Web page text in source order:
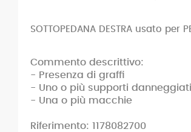
SOTTOPEDANA DESTRA usato per
Commento descrittivo:
- Presenza di graffi
- Uno o più supporti danneggiati
- Una o più macchie
Riferimento: 1178082700